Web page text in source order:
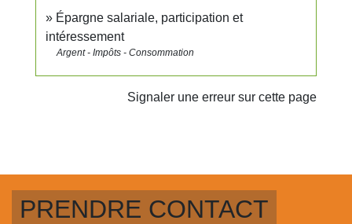
Épargne salariale, participation et
intéressement
Argent - Impôts - Consommation
Signaler une erreur sur cette page
PRENDRE CONTACT